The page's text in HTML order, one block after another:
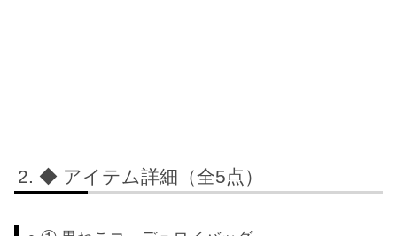
◆ アイテム詳細（全5点）